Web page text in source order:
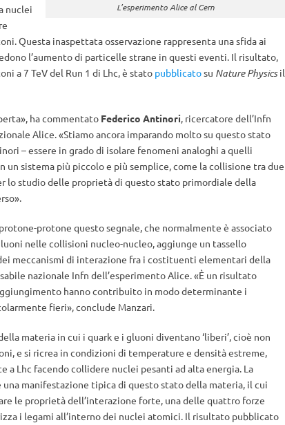
L’esperimento Alice al Cern
nuclei
Questa inaspettata osservazione rappresenta una sfida ai
l’aumento di particelle strane in questi eventi. Il risultato,
a 7 TeV del Run 1 di Lhc, è stato pubblicatosu Nature Physicsil
ha commentato Federico Antinori, ricercatore dell’Infn
Alice. «Stiamo ancora imparando molto su questo stato
– essere in grado di isolare fenomeni analoghi a quelli
un sistema più piccolo e più semplice, come la collisione tra due
lo studio delle proprietà di questo stato primordiale della
protone questo segnale, che normalmente è associato
nelle collisioni nucleo-nucleo, aggiunge un tassello
meccanismi di interazione fra i costituenti elementari della
nazionale Infn dell’esperimento Alice. «È un risultato
hanno contribuito in modo determinante i
fieri», conclude Manzari.
materia in cui i quark e i gluoni diventano ‘liberi’, cioè non
e si ricrea in condizioni di temperature e densità estreme,
a Lhc facendo collidere nuclei pesanti ad alta energia. La
manifestazione tipica di questo stato della materia, il cui
le proprietà dell’interazione forte, una delle quattro forze
i legami all’interno dei nuclei atomici. Il risultato pubblicato